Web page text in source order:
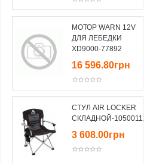
МОТОР WARN 12V
ДЛЯ ЛЕБЕДКИ
XD9000-77892
16 596.80грн
СТУЛ AIR LOCKER
СКЛАДНОЙ-10500111
3 608.00грн